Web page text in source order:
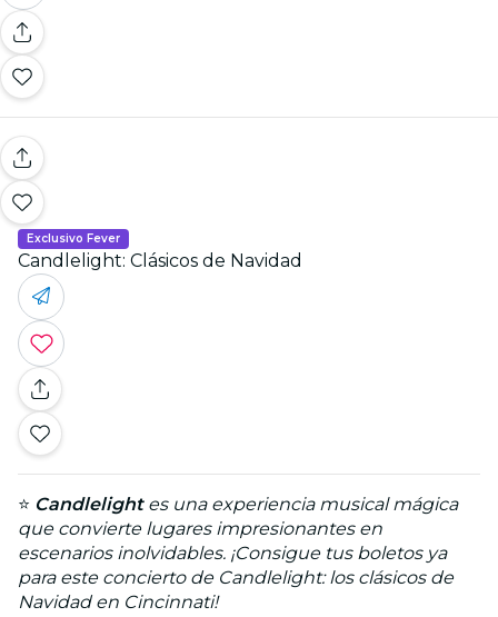
Exclusivo Fever
Candlelight: Clásicos de Navidad
⭐ Candlelightes una experiencia musical mágica
que convierte lugares impresionantes en
escenarios inolvidables. ¡Consigue tus boletos ya
para este concierto de Candlelight: los clásicos de
Navidad en Cincinnati!